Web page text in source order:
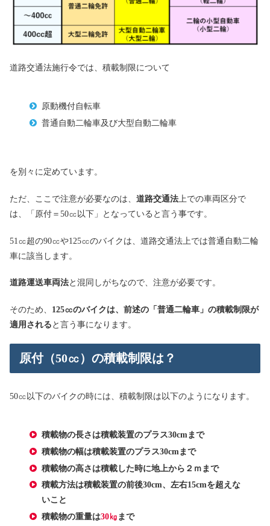
道路交通法施行令では、積載制限について
原動機付自転車
普通自動二輪車及び大型自動二輪車
を別々に定めています。
ただ、ここで注意が必要なのは、 道路交通法上での車両区分で
は、「原付＝50㏄以下」となっていると言う事です。
51㏄超の90㏄や125㏄のバイクは、道路交通法上では普通自動二輪
車に該当します。
道路運送車両法と混同しがちなので、注意が必要です。
そのため、 125㏄のバイクは、前述の「普通二輪車」の積載制限が
適用される と言う事になります。
原付（50㏄）の積載制限は？
50㏄以下のバイクの時には、積載制限は以下のようになります。
積載物の長さは積載装置のプラス30cmまで
積載物の幅は積載装置のプラス30cmまで
積載物の高さは積載した時に地上から２ｍまで
積載方法は積載装置の前後30cm、左右15cmを超えな
いこと
積載物の重量は30㎏ まで